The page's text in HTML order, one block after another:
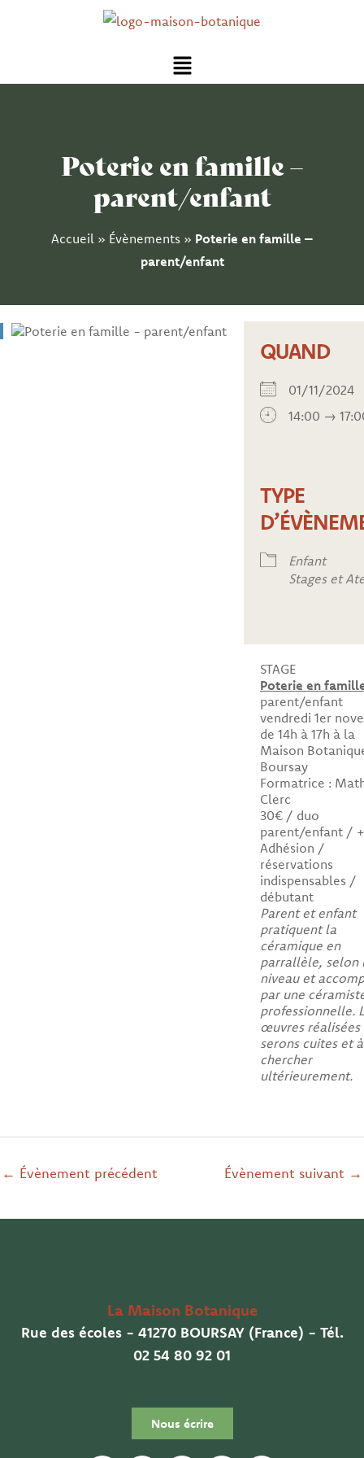
Menu
Poterie en famille –
parent/enfant
Accueil » Évènements » Poterie en famille –
parent/enfant
QUAND
01/11/
14:00 →
TYPE
Enfant
Stages et
STAGE
Poterie en
parent/enfant
vendredi 1er
de 14h à 17h à la
Maison
Boursay
Formatrice :
Clerc
30€ / duo
parent/enfant / +
Adhésion /
réservations
indispensables /
débutant
Parent et enfant
pratiquent la
céramique en
parrallèle, selon
niveau et
par une
professionnelle.
œuvres réalisées
serons cuites et
chercher
ultérieurement.
← Évènement précédent Évènement suivant →
La Maison Botanique
Rue des écoles - 41270 BOURSAY (France) - Tél.
02 54 80 92 01
Nous écrire